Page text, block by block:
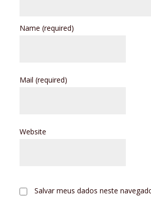
Name(required)
Mail(required)
Website
Salvar meus dados neste